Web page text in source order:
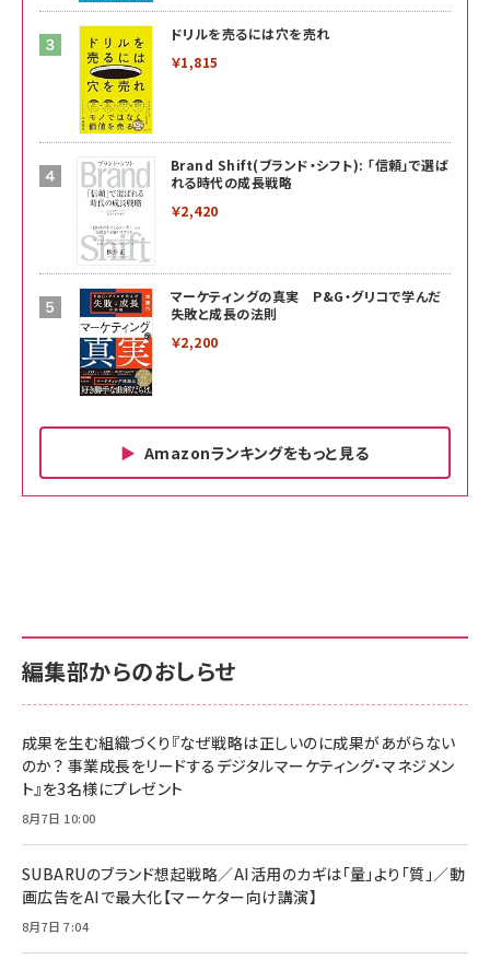
ドリルを売るには穴を売れ
￥1,815
Brand Shift(ブランド・シフト): 「信頼」で選ば
れる時代の成長戦略
￥2,420
マーケティングの真実 P&G・グリコで学んだ
失敗と成長の法則
￥2,200
Amazonランキングをもっと見る
￥880
anan(アンアン)2026/06/24号 No.2500増刊
スペシャルエディション[王道エンタメの矜持／
￥1,100
anan(アンアン)2026/07/08号 No.2502[2026
￥880
ママ投資家が育休中に１億貯めた株式投資
サポート正規品 メーカー保証5年 KLMEA128G
NIMASO ガラスフィルム iPhone 17 用 保護フィ
すい ガイド枠付き いPhone17 (6.3インチ) 対応
2枚セット DSP25F1698
￥1,599
￥6,980
全ワイヤレスイヤホン/アクティブノイズキャンセリ
サポート正規品 メーカー保証5年 KLMEA128G
Amazon eギフトカード - Amazonロゴ - クラ
￥5,000
Anker PowerLine III Flow USB-C & USB-C
Pro/Air 各種対応 (1.8m ミッドナイトブラック)
￥1,890
編集部からのおしらせ
成果を生む組織づくり『なぜ戦略は正しいのに成果があがらない
のか？ 事業成長をリードするデジタルマーケティング・マネジメン
ト』を3名様にプレゼント
8月7日 10:00
SUBARUのブランド想起戦略／AI活用のカギは「量」より「質」／動
画広告をAIで最大化【マーケター向け講演】
8月7日 7:04